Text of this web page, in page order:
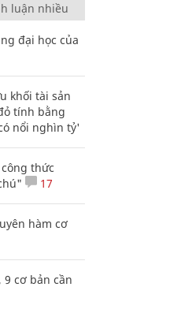
luận nhiều
đại học của
khối tài sản
tính bằng
nổi nghìn tỷ'
thức
17
hàm cơ
9 cơ bản cần